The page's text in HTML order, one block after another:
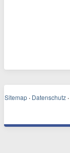
Sitemap · Datenschutz ·